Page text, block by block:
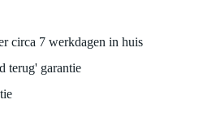
circa 7 werkdagen in huis
terug' garantie